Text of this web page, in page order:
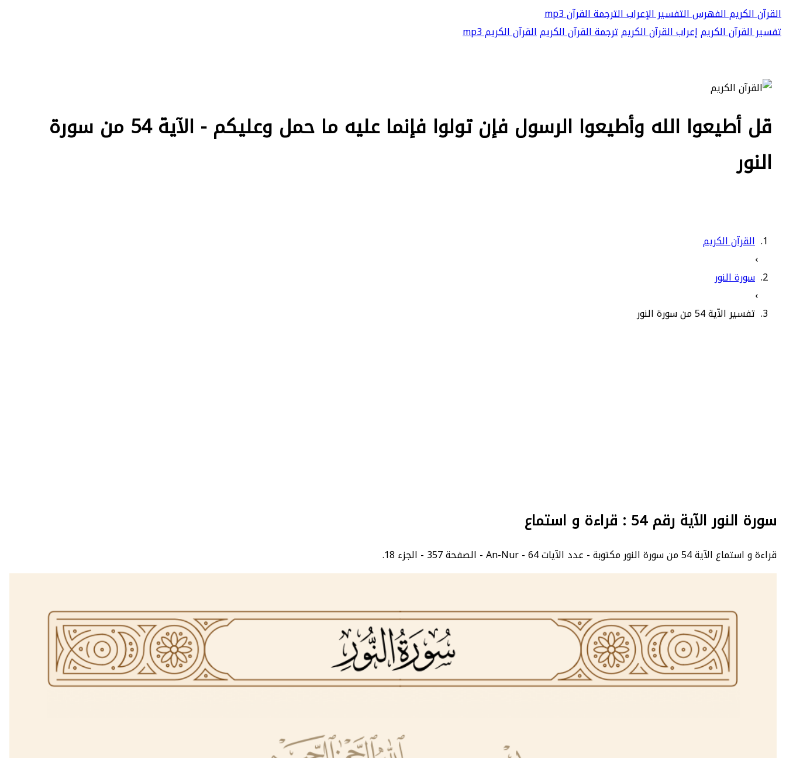
القرآن الكريمالفهرسالتفسيرالإعرابالترجمةالقرآن mp3
تفسير القرآن الكريمإعراب القرآن الكريمترجمة القرآن الكريمالقرآن الكريم mp3
قل أطيعوا الله وأطيعوا الرسول فإن تولوا فإنما عليه ما حمل وعليكم - الآية 54 من سورة
النور
القرآن الكريم
›
سورة النور
›
تفسير الآية 54 من سورة النور
سورة النور الآية رقم 54 : قراءة و استماع
قراءة و استماع الآية 54 من سورة النور مكتوبة - عدد الآيات 64 - An-Nur - الصفحة 357 - الجزء 18.